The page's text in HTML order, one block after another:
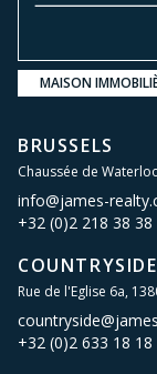
MAISON
BRUSSELS
Chaussée de
info@james-
+32 (0)2 218 38 38
COUNTRYSIDE
Rue de l'Eglise 6a,
+32 (0)2 633 18 18